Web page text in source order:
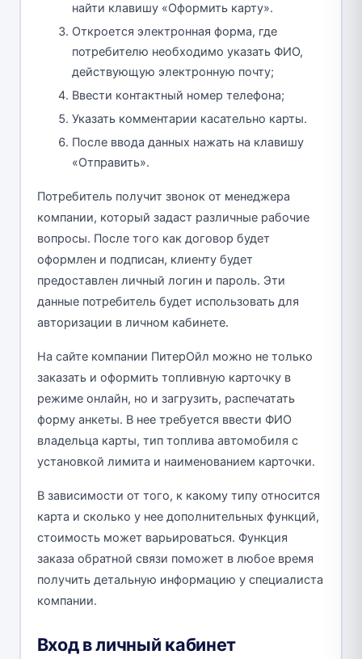
найти клавишу «Оформить карту».
Откроется электронная форма, где
потребителю необходимо указать ФИО,
действующую электронную почту;
Ввести контактный номер телефона;
Указать комментарии касательно карты.
После ввода данных нажать на клавишу
«Отправить».
Потребитель получит звонок от менеджера
компании, который задаст различные рабочие
вопросы. После того как договор будет
оформлен и подписан, клиенту будет
предоставлен личный логин и пароль. Эти
данные потребитель будет использовать для
авторизации в личном кабинете.
На сайте компании ПитерОйл можно не только
заказать и оформить топливную карточку в
режиме онлайн, но и загрузить, распечатать
форму анкеты. В нее требуется ввести ФИО
владельца карты, тип топлива автомобиля с
установкой лимита и наименованием карточки.
В зависимости от того, к какому типу относится
карта и сколько у нее дополнительных функций,
стоимость может варьироваться. Функция
заказа обратной связи поможет в любое время
получить детальную информацию у специалиста
компании.
Вход в личный кабинет